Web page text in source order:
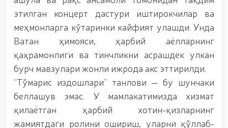
ташкил этилганининг 34 йиллиги ҳамда 14 январь —
Ватан ҳимоячилари куни муносабати билан
гвардиячилар хизмат бурчини бажариш чоғида
қаҳрамонларча ҳалок бўлган сафдошлари
хотирасига бағишлаб Миллий гвардия Марказий
девони ҳудудида бунёд этилган ёдгорлик
мажмуаси пойига гул қўйишиб, уларнинг
хотирасига ҳурмат бажо келтиришди / /
Ўзбекистон Республикаси Президентининг
“Ўзбекистон Республикаси Қуролли Кучлари
ташкил этилганининг 34 йиллиги ҳамда Ватан
ҳимоячилари куни муносабати билан ҳарбий
этилган концерт дастури иштирокчилар ва
меҳмонларга кўтаринки кайфият улашди. Унда
Ватан ҳимояси, ҳарбий аёлларнинг
қаҳрамонлиги ва тинчликни асрашдек улкан
бурч мавзулари жонли ижрода акс эттирилди.
“Тўмарис издошлари” танлови — бу шунчаки
беллашув эмас. У мамлакатимизда хизмат
қилаётган ҳарбий хотин-қизларнинг
жамиятдаги ролини ошириш, уларни қўллаб-